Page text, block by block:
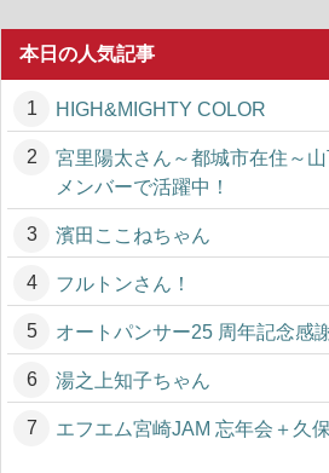
本日の人気記事
HIGH&MIGHTY COLOR
宮里陽太さん～都城市在住～
メンバーで活躍中！
濱田ここねちゃん
フルトンさん！
オートパンサー25 周年記念感
湯之上知子ちゃん
エフエム宮崎JAM 忘年会＋久